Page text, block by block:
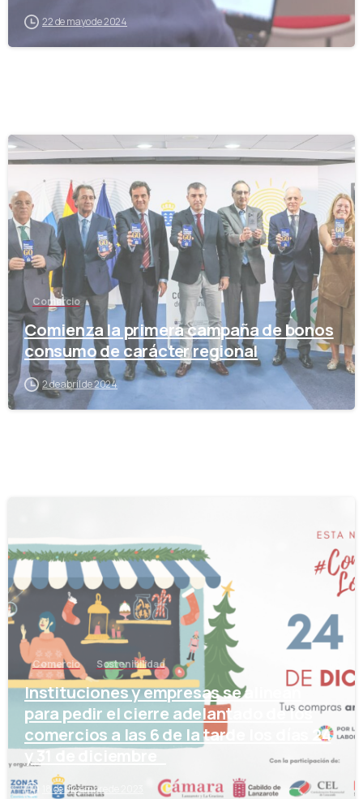
22 de mayo de 2024
-
Comercio
Comienza la primera campaña de bonos
consumo de carácter regional
2 de abril de 2024
Comercio Sostenibilidad
Instituciones y empresas se alinean
para pedir el cierre adelantado de los
comercios a las 6 de la tarde los días 24
y 31 de diciembre
18 de diciembre de 2023